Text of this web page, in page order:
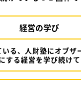
経営の学び
る、人財塾にオブザ
する経営を学び続けて